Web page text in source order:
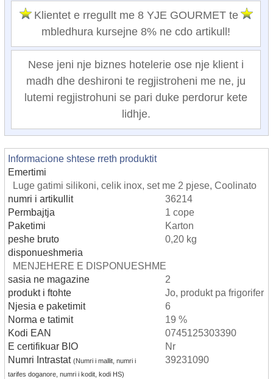
Klientet e rregullt me 8 YJE GOURMET te
mbledhura kursejne 8% ne cdo artikull!
Nese jeni nje biznes hotelerie ose nje klient i
madh dhe deshironi te regjistroheni me ne, ju
lutemi regjistrohuni se pari duke perdorur kete
lidhje.
Informacione shtese rreth produktit
Emertimi
Luge gatimi silikoni, celik inox, set me 2 pjese, Coolinato
numri i artikullit
36214
Permbajtja
1 cope
Paketimi
Karton
peshe bruto
0,20 kg
disponueshmeria
MENJEHERE E DISPONUESHME
sasia ne magazine
2
produkt i ftohte
Jo, produkt pa frigorifer
Njesia e paketimit
6
Norma e tatimit
19 %
Kodi EAN
0745125303390
E certifikuar BIO
Nr
Numri Intrastat (Numri i mallit, numri i
tarifes doganore, numri i kodit, kodi HS)
39231090